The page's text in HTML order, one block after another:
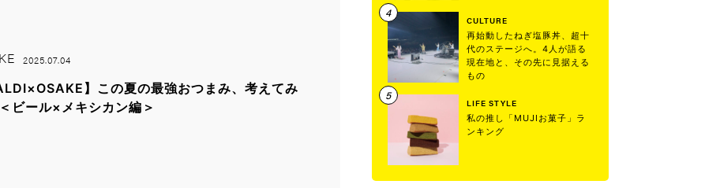
2025.07.04
】この夏の最強おつまみ、考えてみ
ビール×メキシカン編＞
CULTURE
再始動したねぎ塩豚丼、超十
代のステージへ。4人が語る
現在地と、その先に見据える
もの
LIFE STYLE
私の推し「MUJIお菓子」ラ
ンキング